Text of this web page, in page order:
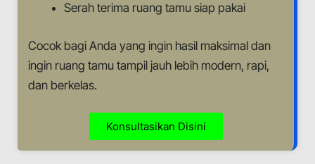
Serah terima ruang tamu siap pakai
Cocok bagi Anda yang ingin hasil maksimal dan
ingin ruang tamu tampil jauh lebih modern, rapi,
dan berkelas.
Konsultasikan Disini